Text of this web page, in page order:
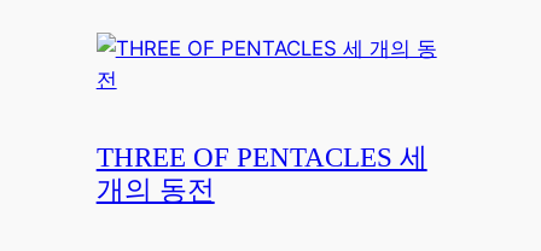
THREE OF PENTACLES 세
개의 동전